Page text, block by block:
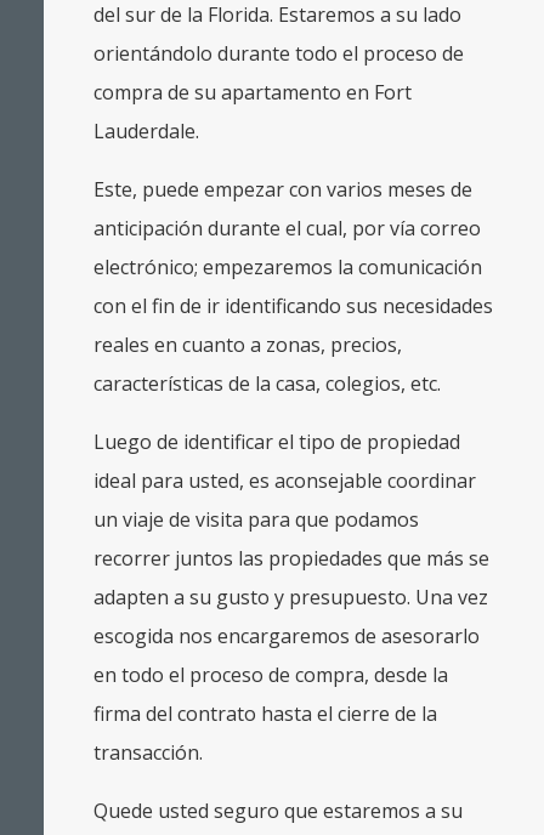
del sur de la Florida. Estaremos a su lado
orientándolo durante todo el proceso de
compra de su apartamento en Fort
Lauderdale.
Este, puede empezar con varios meses de
anticipación durante el cual, por vía correo
electrónico; empezaremos la comunicación
con el fin de ir identificando sus necesidades
reales en cuanto a zonas, precios,
características de la casa, colegios, etc.
Luego de identificar el tipo de propiedad
ideal para usted, es aconsejable coordinar
un viaje de visita para que podamos
recorrer juntos las propiedades que más se
adapten a su gusto y presupuesto. Una vez
escogida nos encargaremos de asesorarlo
en todo el proceso de compra, desde la
firma del contrato hasta el cierre de la
transacción.
Quede usted seguro que estaremos a su